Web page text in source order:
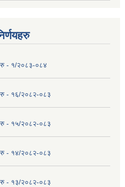
- १/२०८३-०८४
- १६/२०८२-०८३
- १५/२०८२-०८३
- १४/२०८२-०८३
- १३/२०८२-०८३